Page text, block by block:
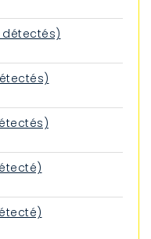
détectés)